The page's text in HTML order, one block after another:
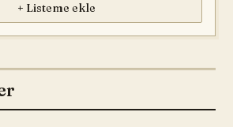
+ Listeme ekle